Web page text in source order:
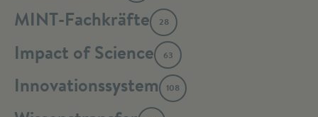
MINT-Fachkräfte 28
Impact of Science 63
Innovationssystem 108